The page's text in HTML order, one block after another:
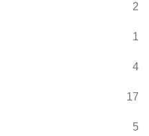
2
1
4
17
5